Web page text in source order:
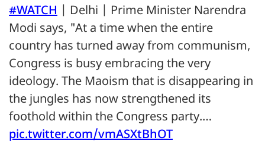
#WATCH | Delhi | Prime Minister Narendra
Modi says, "At a time when the entire
country has turned away from communism,
Congress is busy embracing the very
ideology. The Maoism that is disappearing in
the jungles has now strengthened its
foothold within the Congress party.…
pic.twitter.com/vmASXtBhOT